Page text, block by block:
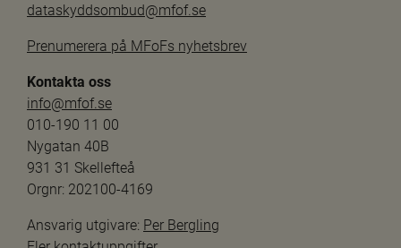
dataskyddsombud@mfof.se
Prenumerera på MFoFs nyhetsbrev
Kontakta oss
info@mfof.se
010-190 11 00
Nygatan 40B
931 31 Skellefteå
Orgnr: 202100-4169
Ansvarig utgivare: Per Bergling